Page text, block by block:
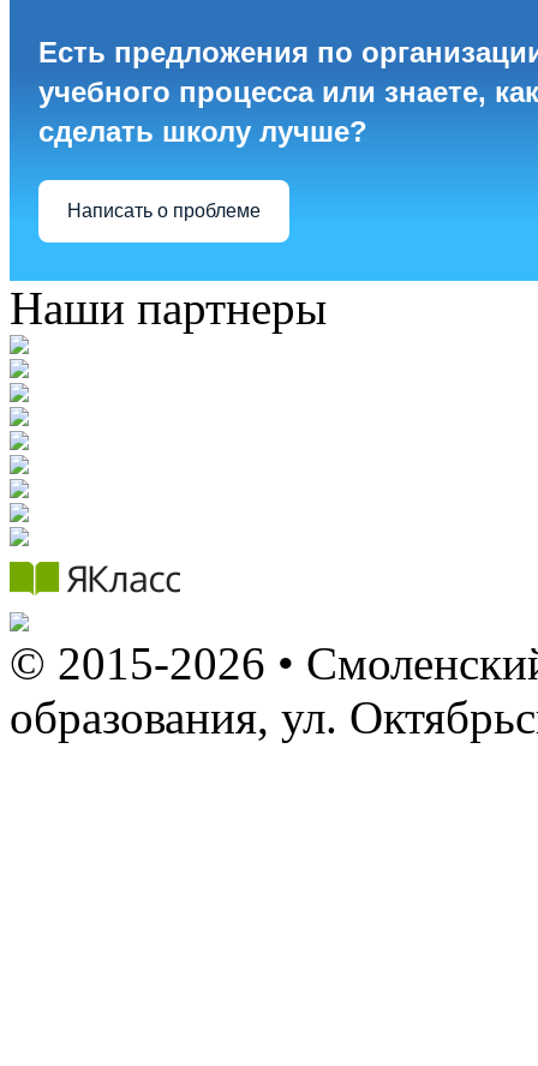
Есть предложения по
учебного процесса или знаете, как
сделать школу лучше?
Написать о проблеме
Наши партнеры
© 2015-2026 •
образования, ул.